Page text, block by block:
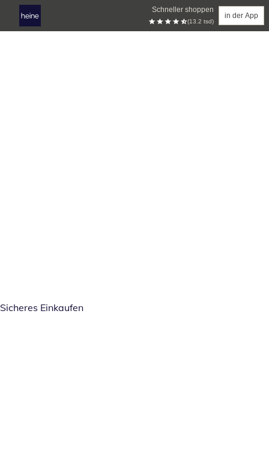
Schneller shoppen
(13.2 tsd)
in der App
Sicheres Einkaufen